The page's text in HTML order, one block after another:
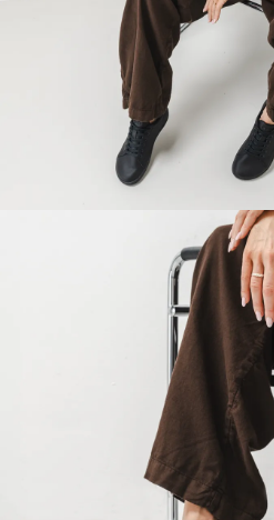
Cambia regione
Seleziona il paese di
Seleziona una lingua
Il tuo nome e cognome
Il tuo nome
Valutazione del testo